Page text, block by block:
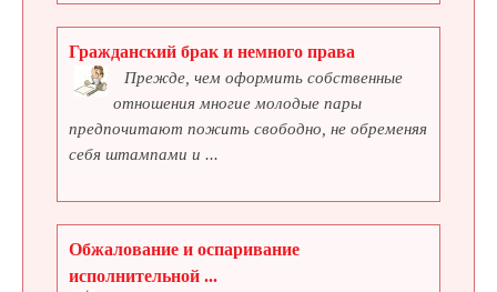
Гражданский брак и немного права
Прежде, чем оформить собственные
отношения многие молодые пары
предпочитают пожить свободно, не обременяя
себя штампами и ...
Обжалование и оспаривание
исполнительной ...